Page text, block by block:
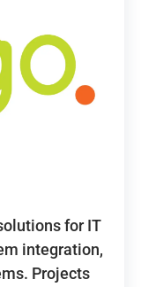
for IT
integration,
Projects